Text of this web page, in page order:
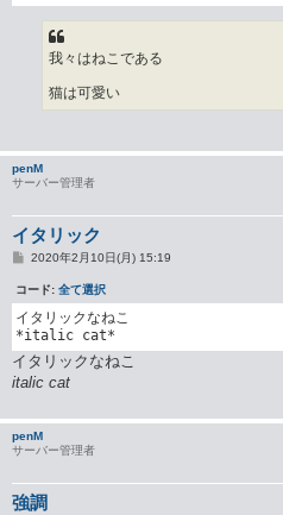
我々はねこである
猫は可愛い
penM
サーバー管理者
イタリック
投
記
事
2020年2月10日(月) 15:19
コード: 全て選択
イタリックなねこ
*italic cat*
イタリックなねこ
italic cat
penM
サーバー管理者
強調